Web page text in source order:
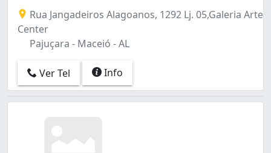
Rua Jangadeiros Alagoanos, 1292 Lj. 05,Galeria Arte
Center
Pajuçara - Maceió - AL
Ver Tel Info